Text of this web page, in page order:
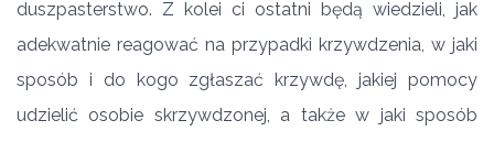
duszpasterstwo. Z kolei ci ostatni będą wiedzieli, jak
adekwatnie reagować na przypadki krzywdzenia, w jaki
sposób i do kogo zgłaszać krzywdę, jakiej pomocy
udzielić osobie skrzywdzonej, a także w jaki sposób